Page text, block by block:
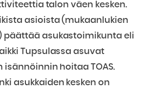
talon väen kesken.
asioista (mukaanlukien
päättää asukastoimikunta eli
Tupsulassa asuvat
isännöinnin hoitaa TOAS.
asukkaiden kesken on